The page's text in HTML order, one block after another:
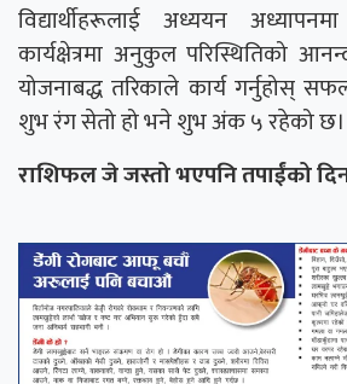
विद्यार्थीहरूलाई अध्ययन
कार्यक्षेत्रमा अनुकुल परिस्थितिको
योजनाबद्ध तरिकाले कार्य गर्नुहोस्
शुभ रंग सेतो हो भने शुभ अंक ५ रहेको छ।
राशिफल जे जस्तो भएपनि तपाईंको